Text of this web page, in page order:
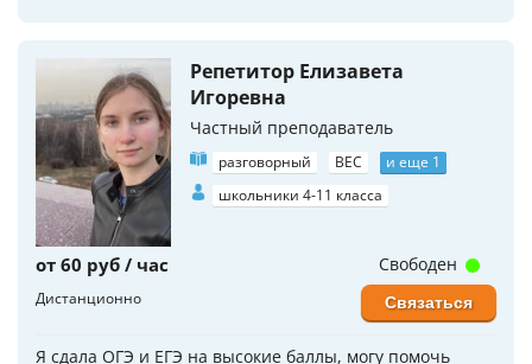
Репетитор Елизавета
Игоревна
Частный преподаватель
разговорный BEC
и еще 1
школьники 4-11 класса
от 60 руб / час
Дистанционно
Я сдала ОГЭ и ЕГЭ на высокие баллы, могу помочь
Свободен
Связаться